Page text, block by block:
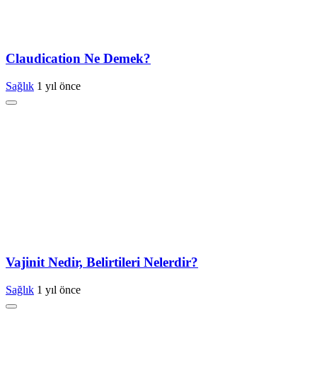
Claudication Ne Demek?
Sağlık 1 yıl önce
Vajinit Nedir, Belirtileri Nelerdir?
Sağlık 1 yıl önce